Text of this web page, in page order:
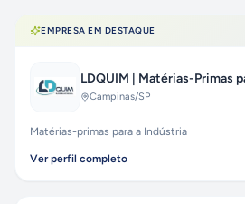
EMPRESA EM DESTAQUE
LDQUIM | Matérias-Primas
Campinas/SP
Matérias-primas para a Indústria
Ver perfil completo